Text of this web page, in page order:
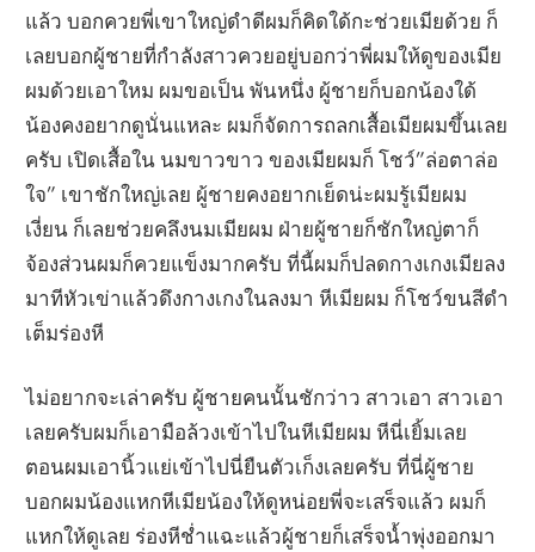
แล้ว บอกควยพี่เขาใหญ่ดำดีผมก็คิดใด้กะช่วยเมียด้วย ก็
เลยบอกผู้ชายที่กำลังสาวควยอยู่บอกว่าพี่ผมให้ดูของเมีย
ผมด้วยเอาใหม ผมขอเป็น พันหนึ่ง ผู้ชายก็บอกน้องใด้
น้องคงอยากดูนั่นแหละ ผมก็จัดการถลกเสื้อเมียผมขึ้นเลย
ครับ เปิดเสื้อใน นมขาวขาว ของเมียผมก็ โชว์”ล่อตาล่อ
ใจ” เขาชักใหญ่เลย ผู้ชายคงอยากเย็ดน่ะผมรู้เมียผม
เงี่ยน ก็เลยช่วยคลึงนมเมียผม ฝ่ายผู้ชายก็ชักใหญ่ตาก็
จ้องส่วนผมก็ควยแข็งมากครับ ที่นี้ผมก็ปลดกางเกงเมียลง
มาทีหัวเข่าแล้วดึงกางเกงในลงมา หีเมียผม ก็โชว์ขนสีดำ
เต็มร่องหี
ไม่อยากจะเล่าครับ ผู้ชายคนนั้นชักว่าว สาวเอา สาวเอา
เลยครับผมก็เอามือล้วงเข้าไปในหีเมียผม หีนี่เยิ้มเลย
ตอนผมเอานิ้วแย่เข้าไปนี่ยืนตัวเก็งเลยครับ ที่นี่ผู้ชาย
บอกผมน้องแหกหีเมียน้องให้ดูหน่อยพี่จะเสร็จแล้ว ผมก็
แหกให้ดูเลย ร่องหีช่ำแฉะแล้วผู้ชายก็เสร็จน้ำพุ่งออกมา